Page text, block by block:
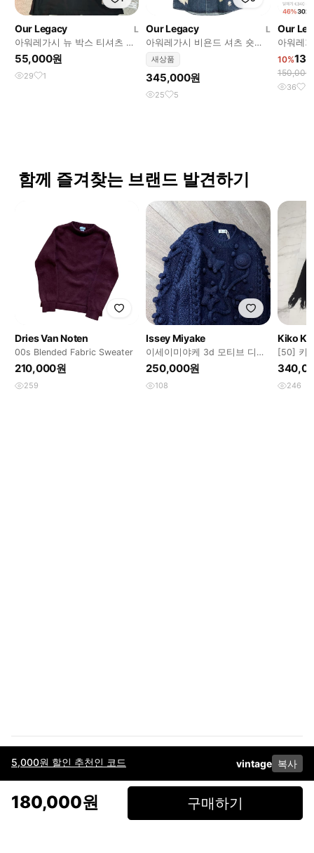
5,000원 할인 추천인 코드 vintage 복사
180,000원 구매하기
Our Legacy
L
아워레가시 뉴 박스 티셔츠 블
랙
55,000원
29 1
Our Legacy
L
아워레가시 비욘드 셔츠 숏슬
리브 웨스턴 블루 버터플라이
새상품
345,000원
25 5
Our
아워레
48size
10%
150,000
36 3
함께 즐겨찾는 브랜드 발견하기
Dries Van Noten
00s Blended Fabric Sweater
210,000원
259
Issey Miyake
이세이미야케 3d 모티브 디테
일 니트
250,000원
108
Kiko
[50] 키
트로이
246
이용약관고객센터판매개인정보 처리방침사업자 정보다운로드
페이스북